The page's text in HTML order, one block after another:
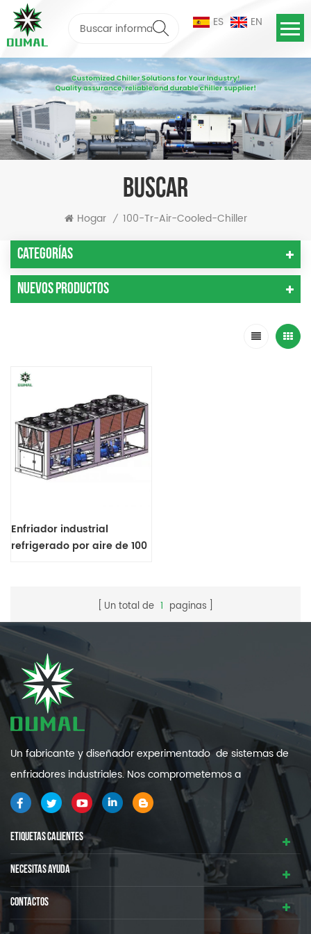
ES EN
BUSCAR
Hogar / 100-Tr-Air-Cooled-Chiller
Categorías
Nuevos Productos
Enfriador industrial
refrigerado por aire de 100
Un total de 1 paginas
Un fabricante y diseñador experimentado de sistemas de
enfriadores industriales. Nos comprometemos a
proporcionarle sistemas de refrigeración industrial de alta
calidad y eficiencia .
ETIQUETAS CALIENTES
NECESITAS AYUDA
CONTACTOS